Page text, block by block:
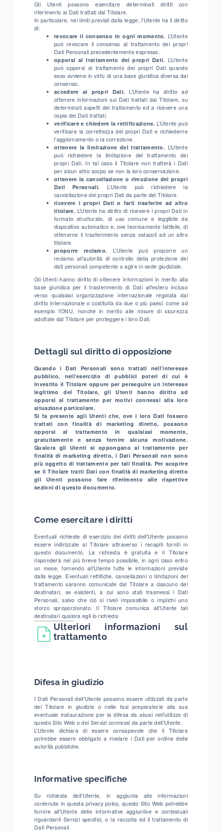
Gli Utenti possono esercitare determinati diritti con
riferimento ai Dati trattati dal Titolare.
In particolare, nei limiti previsti dalla legge, l’Utente ha il diritto
di:
revocare il consenso in ogni momento. L’Utente
può revocare il consenso al trattamento dei propri
Dati Personali precedentemente espresso.
opporsi al trattamento dei propri Dati. L’Utente
può opporsi al trattamento dei propri Dati quando
esso avviene in virtù di una base giuridica diversa dal
consenso.
accedere ai propri Dati. L’Utente ha diritto ad
ottenere informazioni sui Dati trattati dal Titolare, su
determinati aspetti del trattamento ed a ricevere una
copia dei Dati trattati.
verificare e chiedere la rettificazione. L’Utente può
verificare la correttezza dei propri Dati e richiederne
l’aggiornamento o la correzione.
ottenere la limitazione del trattamento. L’Utente
può richiedere la limitazione del trattamento dei
propri Dati. In tal caso il Titolare non tratterà i Dati
per alcun altro scopo se non la loro conservazione.
ottenere la cancellazione o rimozione dei propri
Dati Personali. L’Utente può richiedere la
cancellazione dei propri Dati da parte del Titolare.
ricevere i propri Dati o farli trasferire ad altro
titolare. L’Utente ha diritto di ricevere i propri Dati in
formato strutturato, di uso comune e leggibile da
dispositivo automatico e, ove tecnicamente fattibile, di
ottenerne il trasferimento senza ostacoli ad un altro
titolare.
proporre reclamo. L’Utente può proporre un
reclamo all’autorità di controllo della protezione dei
dati personali competente o agire in sede giudiziale.
Gli Utenti hanno diritto di ottenere informazioni in merito alla
base giuridica per il trasferimento di Dati all'estero incluso
verso qualsiasi organizzazione internazionale regolata dal
diritto internazionale o costituita da due o più paesi, come ad
esempio l’ONU, nonché in merito alle misure di sicurezza
adottate dal Titolare per proteggere i loro Dati.
Dettagli sul diritto di opposizione
Quando i Dati Personali sono trattati nell’interesse
pubblico, nell’esercizio di pubblici poteri di cui è
investito il Titolare oppure per perseguire un interesse
legittimo del Titolare, gli Utenti hanno diritto ad
opporsi al trattamento per motivi connessi alla loro
situazione particolare.
Si fa presente agli Utenti che, ove i loro Dati fossero
trattati con finalità di marketing diretto, possono
opporsi al trattamento in qualsiasi momento,
gratuitamente e senza fornire alcuna motivazione.
Qualora gli Utenti si oppongano al trattamento per
finalità di marketing diretto, i Dati Personali non sono
più oggetto di trattamento per tali finalità. Per scoprire
se il Titolare tratti Dati con finalità di marketing diretto
gli Utenti possono fare riferimento alle rispettive
sezioni di questo documento.
Come esercitare i diritti
Eventuali richieste di esercizio dei diritti dell'Utente possono
essere indirizzate al Titolare attraverso i recapiti forniti in
questo documento. La richiesta è gratuita e il Titolare
risponderà nel più breve tempo possibile, in ogni caso entro
un mese, fornendo all’Utente tutte le informazioni previste
dalla legge. Eventuali rettifiche, cancellazioni o limitazioni del
trattamento saranno comunicate dal Titolare a ciascuno dei
destinatari, se esistenti, a cui sono stati trasmessi i Dati
Personali, salvo che ciò si riveli impossibile o implichi uno
sforzo sproporzionato. Il Titolare comunica all'Utente tali
destinatari qualora egli lo richieda.
Ulteriori informazioni sul
trattamento
Difesa in giudizio
I Dati Personali dell’Utente possono essere utilizzati da parte
del Titolare in giudizio o nelle fasi preparatorie alla sua
eventuale instaurazione per la difesa da abusi nell'utilizzo di
questo Sito Web o dei Servizi connessi da parte dell’Utente.
L’Utente dichiara di essere consapevole che il Titolare
potrebbe essere obbligato a rivelare i Dati per ordine delle
autorità pubbliche.
Informative specifiche
Su richiesta dell’Utente, in aggiunta alle informazioni
contenute in questa privacy policy, questo Sito Web potrebbe
fornire all'Utente delle informative aggiuntive e contestuali
riguardanti Servizi specifici, o la raccolta ed il trattamento di
Dati Personali.